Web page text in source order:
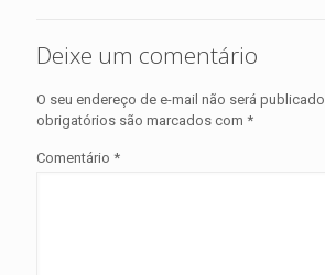
Deixe um comentário
O seu endereço de e-mail não será publicado.
obrigatórios são marcados com *
Comentário *